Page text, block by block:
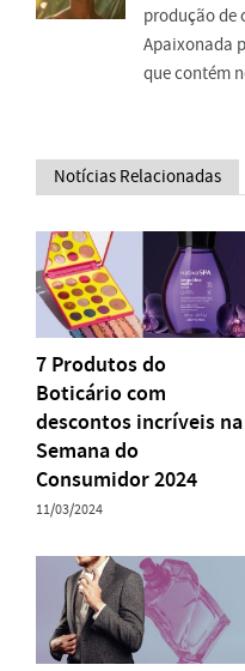
produção de
Apaixonada
que contém
Notícias Relacionadas
7 Produtos do
Boticário com
descontos incríveis na
Semana do
Consumidor 2024
11/03/2024